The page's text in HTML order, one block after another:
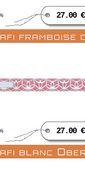
27.00 €
framboise
27.00 €
blanc